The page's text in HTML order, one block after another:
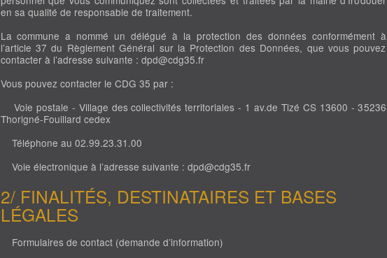
en sa qualité de responsable de traitement.
La commune a nommé un délégué à la protection des données conformément à
l’article 37 du Règlement Général sur la Protection des Données, que vous pouvez
contacter à l’adresse suivante : dpd@cdg35.fr
Vous pouvez contacter le CDG 35 par :
Voie postale - Village des collectivités territoriales - 1 av.de Tizé CS 13600 - 35236
Thorigné-Fouillard cedex
Téléphone au 02.99.23.31.00
Voie électronique à l’adresse suivante : dpd@cdg35.fr
2/ FINALITÉS, DESTINATAIRES ET BASES
LÉGALES
Formulaires de contact (demande d’information)